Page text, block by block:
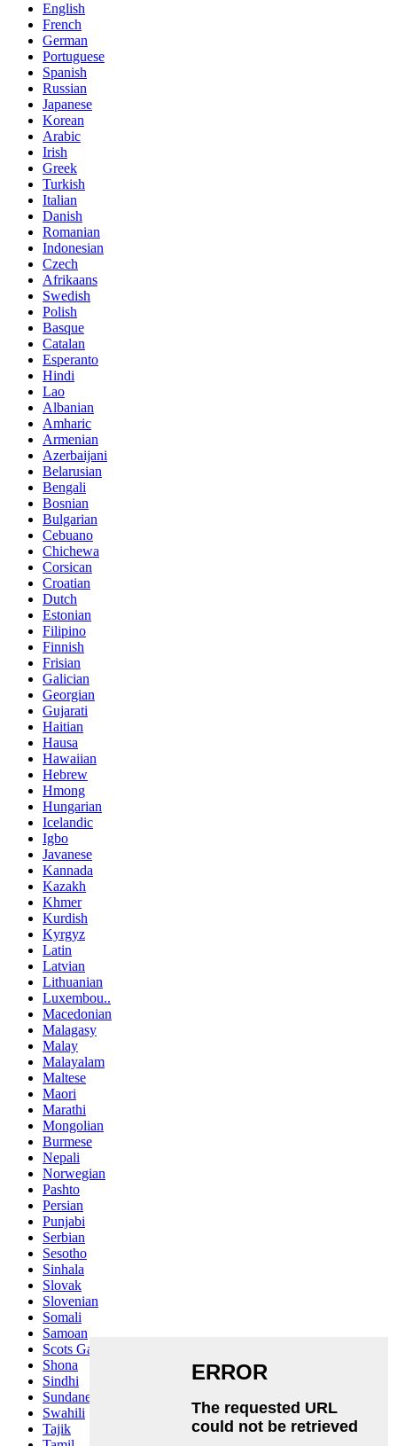
English
French
German
Portuguese
Spanish
Russian
Japanese
Korean
Arabic
Irish
Greek
Turkish
Italian
Danish
Romanian
Indonesian
Czech
Afrikaans
Swedish
Polish
Basque
Catalan
Esperanto
Hindi
Lao
Albanian
Amharic
Armenian
Azerbaijani
Belarusian
Bengali
Bosnian
Bulgarian
Cebuano
Chichewa
Corsican
Croatian
Dutch
Estonian
Filipino
Finnish
Frisian
Galician
Georgian
Gujarati
Haitian
Hausa
Hawaiian
Hebrew
Hmong
Hungarian
Icelandic
Igbo
Javanese
Kannada
Kazakh
Khmer
Kurdish
Kyrgyz
Latin
Latvian
Lithuanian
Luxembou..
Macedonian
Malagasy
Malay
Malayalam
Maltese
Maori
Marathi
Mongolian
Burmese
Nepali
Norwegian
Pashto
Persian
Punjabi
Serbian
Sesotho
Sinhala
Slovak
Slovenian
Somali
Samoan
Scots Gaelic
Shona
Sindhi
Sundanese
Swahili
Tajik